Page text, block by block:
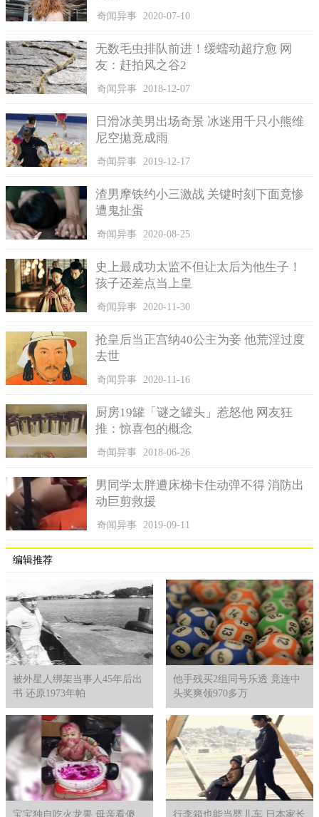
扁仙壶海胆属于心型海胆目，平时浅藏于珊瑚砂之中，没有
口器，以底质沙粒或是有机碎屑为主，近两年6、7月都会出现，
不排除和雨季有关。只是更有人担心，大量海胆会不会成为国人
海胆大军的迁徙行为，值得持续追踪观察。
奇闻异事 2020-07-10
无数毛虫排队前进！缓蠕动超疗愈 网
友：赶拍风之谷2
奇闻异事 2018-12-07
日滑冰美男出场奇景 冰迷用千只小熊维
尼空拋竟成雨
奇闻异事 2019-12-17
渣男摩铁约小三激战 关键时刻下面竟惨
遭鬼扯蛋
奇闻异事 2020-08-25
史上最成功太监不但让太后为他生子！
孩子还差点当上皇
奇闻异事 2020-11-30
抢皇后当正宫纳40公主为妾 他荒淫过度
去世
奇闻异事 2020-11-16
厨房19罐「谜之罐头」惹怒他 网友狂
推：惊喜包的概念
奇闻异事 2018-06-26
男同学太胖遭床梯卡住动弹不得 消防出
动巨剪救援
奇闻异事 2019-09-11
编辑推荐
被外星人绑架当事人45年后出
书 还原1973年帕
他手残买2组同号乐透 竟连中
头奖爽领970多万
宝宝独自吃火龙果 母亲看傻 行李箱也能当婴儿车 日本家长